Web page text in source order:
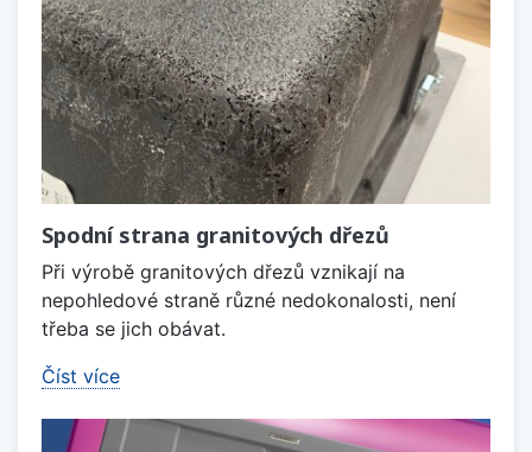
Spodní strana granitových dřezů
Při výrobě granitových dřezů vznikají na
nepohledové straně různé nedokonalosti, není
třeba se jich obávat.
Číst více